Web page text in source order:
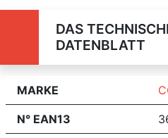
DAS
DATENBLATT
MARKE
N° EAN13